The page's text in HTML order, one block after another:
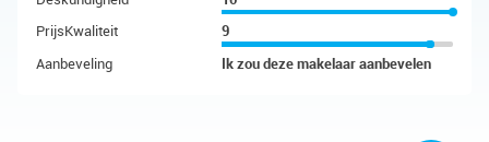
PrijsKwaliteit
9
Aanbeveling
Ik zou deze makelaar aanbevelen